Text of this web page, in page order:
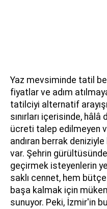
Yaz mevsiminde tatil
fiyatlar ve adım
tatilciyi alternatif
sınırları içerisinde, hâlâ
ücreti talep edilmeyen
andıran berrak
var. Şehrin
geçirmek isteyenlerin
saklı cennet, hem
başa kalmak için
sunuyor. Peki, İzmir'in